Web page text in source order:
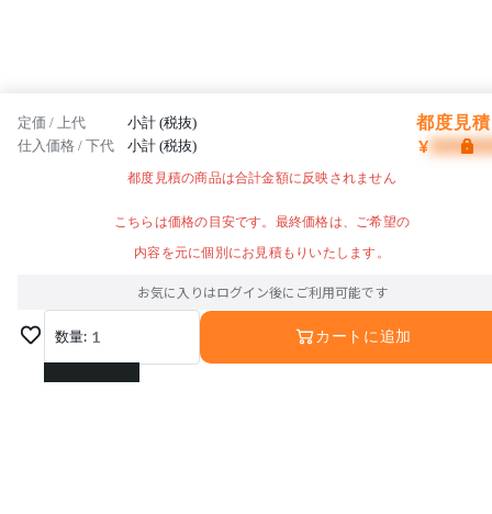
定価 / 上代 小計 (税抜) 都度見
仕入価格 / 下代 小計 (税抜) ¥
都度見積の商品は合計金額に反映されません
こちらは価格の目安です。最終価格は、ご希望の
内容を元に個別にお見積もりいたします。
お気に入りはログイン後にご利用可能です
数量: 1
1
カートに追加